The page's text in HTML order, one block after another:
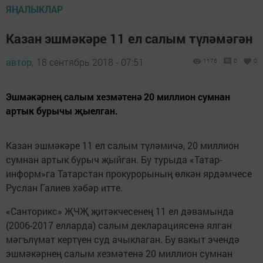
ЯҢАЛЫКЛАР
Казан эшмәкәре 11 ел салым түләмәгән
автор, 18 сентябрь 2018 - 07:51 1176 0 0
Эшмәкәрнең салым хезмәтенә 20 миллион сумнан
артык бурычы җыелган.
Казан эшмәкәре 11 ел салым түләмичә, 20 миллион
сумнан артык бурыч җыйган. Бу турыда «Татар-
информ»га Татарстан прокурорының өлкән ярдәмчесе
Руслан Галиев хәбәр итте.
«Санторикс» ҖЧҖ җитәкчесенең 11 ел дәвамында
(2006-2017 елларда) салым декларациясенә ялган
мәгълүмат кертүен суд ачыклаган. Бу вакыт эчендә
эшмәкәрнең салым хезмәтенә 20 миллион сумнан